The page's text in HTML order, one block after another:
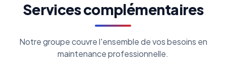
Services complémentaires
Notre groupe couvre l'ensemble de vos besoins en
maintenance professionnelle.